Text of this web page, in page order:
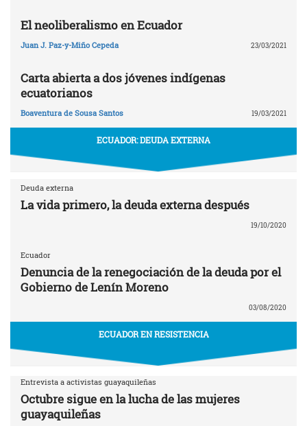
El neoliberalismo en Ecuador
Juan J. Paz-y-Miño Cepeda 23/03/2021
Carta abierta a dos jóvenes indígenas
ecuatorianos
Boaventura de Sousa Santos 19/03/2021
ECUADOR: DEUDA EXTERNA
Deuda externa
La vida primero, la deuda externa después
19/10/2020
Ecuador
Denuncia de la renegociación de la deuda por el
Gobierno de Lenín Moreno
03/08/2020
ECUADOR EN RESISTENCIA
Entrevista a activistas guayaquileñas
Octubre sigue en la lucha de las mujeres
guayaquileñas